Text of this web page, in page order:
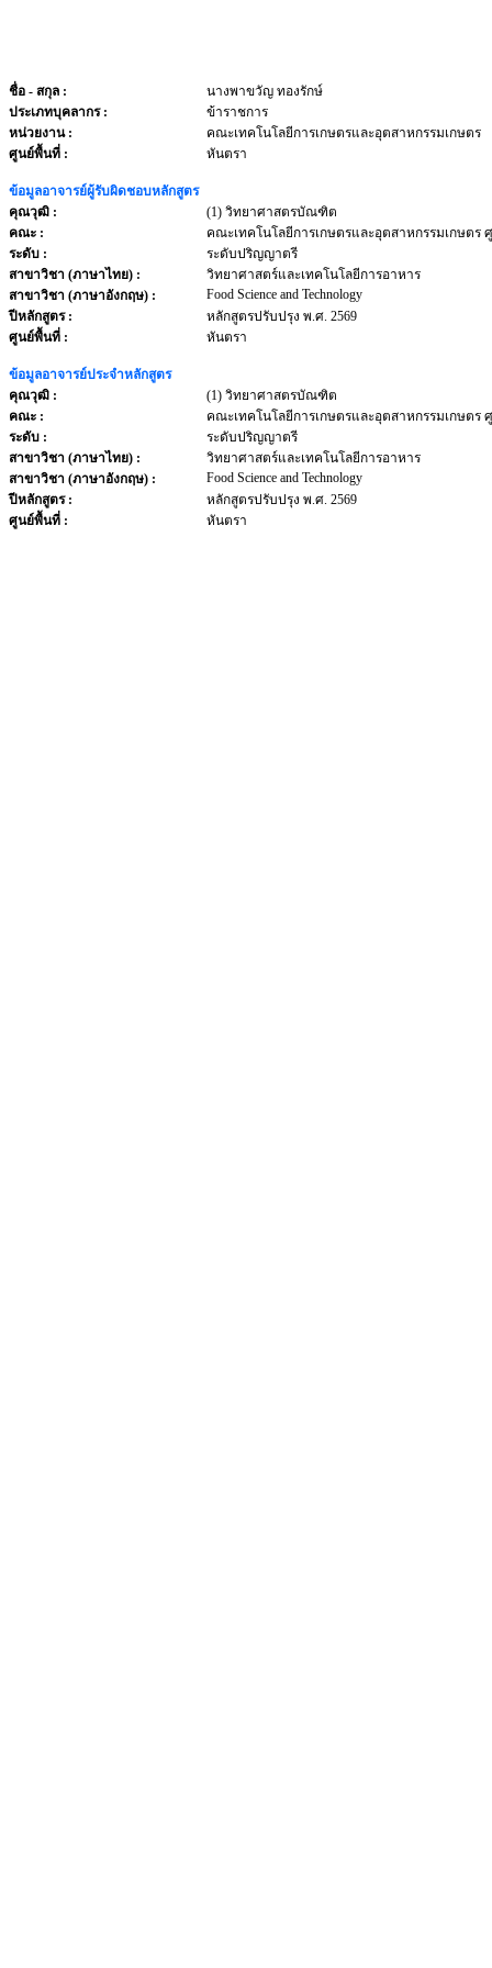
ชื่อ - สกุล :
นางพาขวัญ ทองรักษ์
ประเภทบุคลากร :
ข้าราชการ
หน่วยงาน :
คณะเทคโนโลยีการเกษตรและอุตสาหกรรมเกษตร
ศูนย์พื้นที่ :
หันตรา
ข้อมูลอาจารย์ผู้รับผิดชอบหลักสูตร
คุณวุฒิ :
(1) วิทยาศาสตรบัณฑิต
คณะ :
คณะเทคโนโลยีการเกษตรและอุตสาหกรรมเกษตร
ระดับ :
ระดับปริญญาตรี
สาขาวิชา (ภาษาไทย) :
วิทยาศาสตร์และเทคโนโลยีการอาหาร
สาขาวิชา (ภาษาอังกฤษ) :
Food Science and Technology
ปีหลักสูตร :
หลักสูตรปรับปรุง พ.ศ. 2569
ศูนย์พื้นที่ :
หันตรา
ข้อมูลอาจารย์ประจำหลักสูตร
คุณวุฒิ :
(1) วิทยาศาสตรบัณฑิต
คณะ :
คณะเทคโนโลยีการเกษตรและอุตสาหกรรมเกษตร
ระดับ :
ระดับปริญญาตรี
สาขาวิชา (ภาษาไทย) :
วิทยาศาสตร์และเทคโนโลยีการอาหาร
สาขาวิชา (ภาษาอังกฤษ) :
Food Science and Technology
ปีหลักสูตร :
หลักสูตรปรับปรุง พ.ศ. 2569
ศูนย์พื้นที่ :
หันตรา